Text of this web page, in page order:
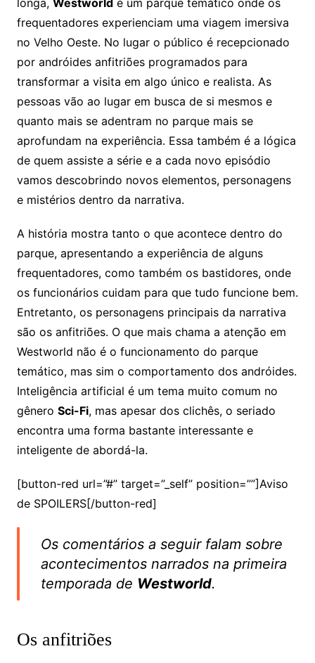
longa, Westworldé um parque temático onde os
frequentadores experienciam uma viagem imersiva
no Velho Oeste. No lugar o público é recepcionado
por andróides anfitriões programados para
transformar a visita em algo único e realista. As
pessoas vão ao lugar em busca de si mesmos e
quanto mais se adentram no parque mais se
aprofundam na experiência. Essa também é a lógica
de quem assiste a série e a cada novo episódio
vamos descobrindo novos elementos, personagens
e mistérios dentro da narrativa.
A história mostra tanto o que acontece dentro do
parque, apresentando a experiência de alguns
frequentadores, como também os bastidores, onde
os funcionários cuidam para que tudo funcione bem.
Entretanto, os personagens principais da narrativa
são os anfitriões. O que mais chama a atenção em
Westworld não é o funcionamento do parque
temático, mas sim o comportamento dos andróides.
Inteligência artificial é um tema muito comum no
gênero Sci-Fi, mas apesar dos clichês, o seriado
encontra uma forma bastante interessante e
inteligente de abordá-la.
[button-red url=”#” target=”_self” position=””]Aviso
de SPOILERS[/button-red]
Os comentários a seguir falam sobre
acontecimentos narrados na primeira
temporada de Westworld.
Os anfitriões